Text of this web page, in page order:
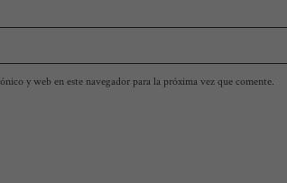
y web en este navegador para la próxima vez que comente.